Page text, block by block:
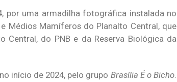
por uma armadilha fotográfica instalada no
Médios Mamíferos do Planalto Central, que
do PNB e da Reserva Biológica da
início de 2024, pelo grupo Brasília É o Bicho.